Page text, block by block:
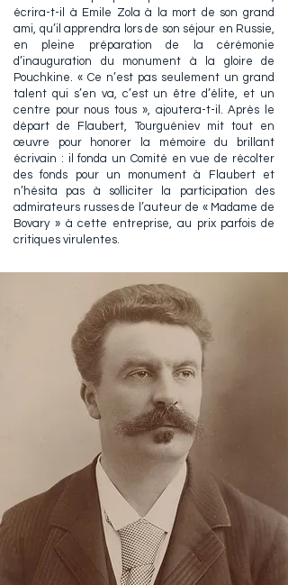
écrira-t-il à Emile Zola à la mort de son grand
ami, qu’il apprendra lors de son séjour en Russie,
en pleine préparation de la cérémonie
d’inauguration du monument à la gloire de
Pouchkine. « Ce n’est pas seulement un grand
talent qui s’en va, c’est un être d’élite, et un
centre pour nous tous », ajoutera-t-il. Après le
départ de Flaubert, Tourguéniev mit tout en
œuvre pour honorer la mémoire du brillant
écrivain : il fonda un Comité en vue de récolter
des fonds pour un monument à Flaubert et
n’hésita pas à solliciter la participation des
admirateurs russes de l’auteur de « Madame de
Bovary » à cette entreprise, au prix parfois de
critiques virulentes.